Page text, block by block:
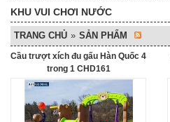
KHU VUI CHƠI NƯỚC
TRANG CHỦ » SẢN PHẨM
Cầu trượt xích đu gấu Hàn Quốc 4
trong 1 CHD161